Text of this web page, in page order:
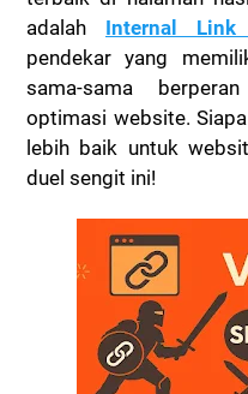
adalah Internal Link
pendekar yang
sama-sama
optimasi website.
lebih baik untuk
duel sengit ini!